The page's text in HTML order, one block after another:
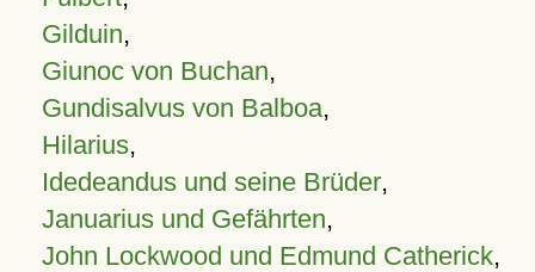
Gilduin,
Giunoc von Buchan,
Gundisalvus von Balboa,
Hilarius,
Idedeandus und seine Brüder,
Januarius und Gefährten,
John Lockwood und Edmund Catherick,